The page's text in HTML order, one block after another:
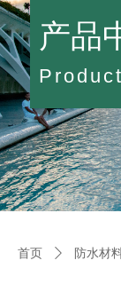
首页 ꄲ 防水材
产品